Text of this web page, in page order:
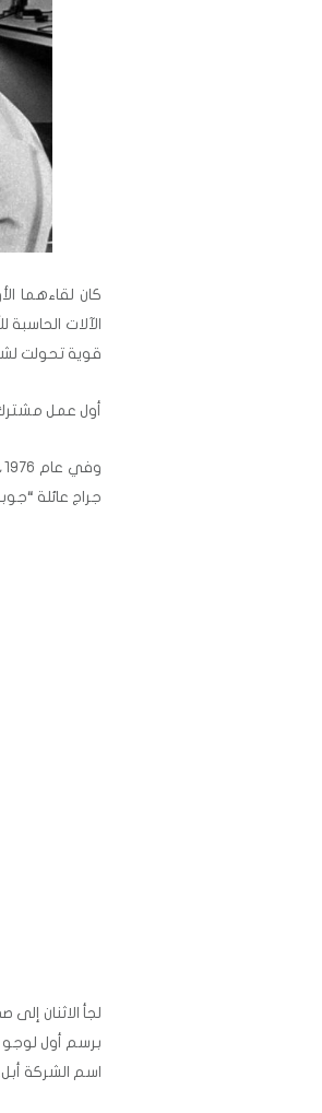
الآلات
قوية تحولت
أول عمل مشترك
جراج عائلة
لجأ الاثنان
برسم أول لوجو
اسم الشركة أبل.